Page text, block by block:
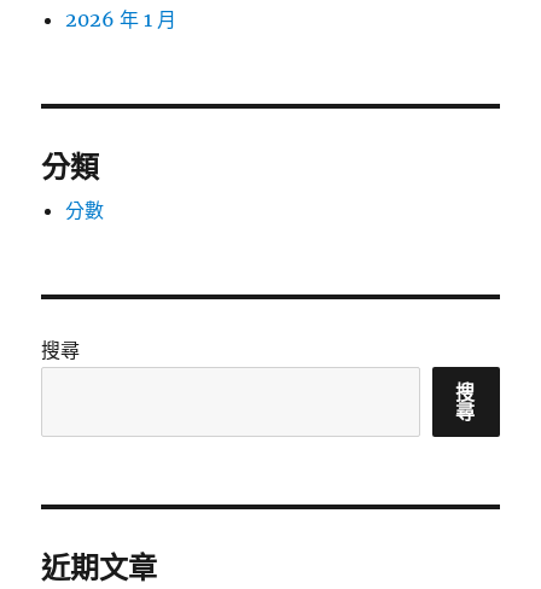
2026 年 1 月
分類
分數
搜尋
搜
尋
近期文章